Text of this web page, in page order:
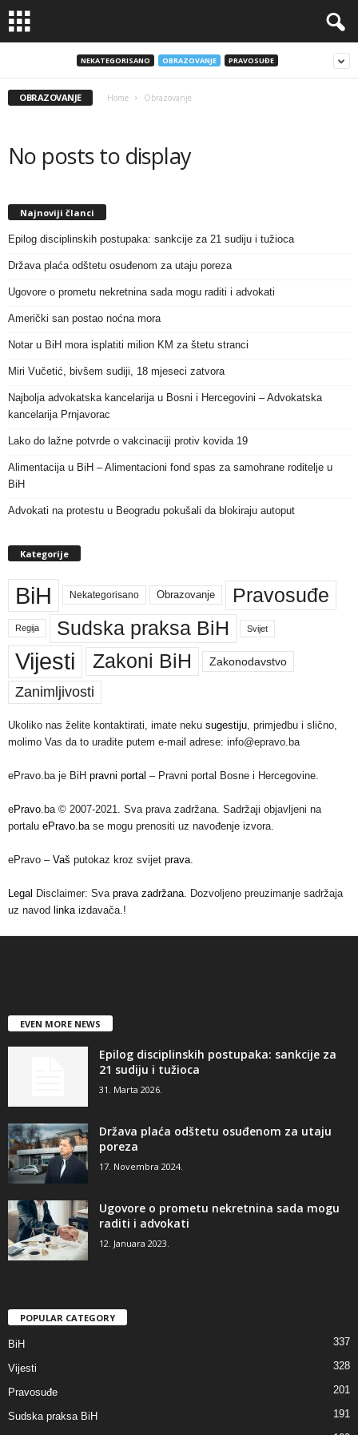
NEKATEGORISANO OBRAZOVANJE PRAVOSUĐE
OBRAZOVANJE Home Obrazovanje
No posts to display
Najnoviji članci
Epilog disciplinskih postupaka: sankcije za 21 sudiju i tužioca
Država plaća odštetu osuđenom za utaju poreza
Ugovore o prometu nekretnina sada mogu raditi i advokati
Američki san postao noćna mora
Notar u BiH mora isplatiti milion KM za štetu stranci
Miri Vučetić, bivšem sudiji, 18 mjeseci zatvora
Najbolja advokatska kancelarija u Bosni i Hercegovini – Advokatska
kancelarija Prnjavorac
Lako do lažne potvrde o vakcinaciji protiv kovida 19
Alimentacija u BiH – Alimentacioni fond spas za samohrane roditelje u
BiH
Advokati na protestu u Beogradu pokušali da blokiraju autoput
Kategorije
BiH Nekategorisano Obrazovanje Pravosuđe
Regija Sudska praksa BiH Svijet
Vijesti Zakoni BiH Zakonodavstvo
Zanimljivosti
Ukoliko nas želite kontaktirati, imate neku sugestiju , primjedbu i slično,
molimo Vas da to uradite putem e-mail adrese: info@epravo.ba
ePravo.ba je BiH pravni portal – Pravni portal Bosne i Hercegovine.
ePravo .ba © 2007-2021. Sva prava zadržana. Sadržaji objavljeni na
portalu ePravo.ba se mogu prenositi uz navođenje izvora.
ePravo – Vaš putokaz kroz svijet prava
Legal Disclaimer: Sva prava zadržana . Dozvoljeno preuzimanje sadržaja
uz navod linka izdavača.!
EVEN MORE NEWS
Epilog disciplinskih postupaka: sankcije za
21 sudiju i tužioca
31. Marta 2026.
Država plaća odštetu osuđenom za utaju
poreza
17. Novembra 2024.
Ugovore o prometu nekretnina sada mogu
raditi i advokati
12. Januara 2023.
POPULAR CATEGORY
BiH 337
Vijesti 328
Pravosuđe 201
Sudska praksa BiH 191